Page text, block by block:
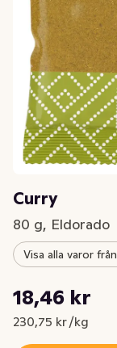
Curry
80 g, Eldorado
Visa alla varor
Nuvarande pris
18,46 kr
230,75 kr /kg
Styckpris: 230,75